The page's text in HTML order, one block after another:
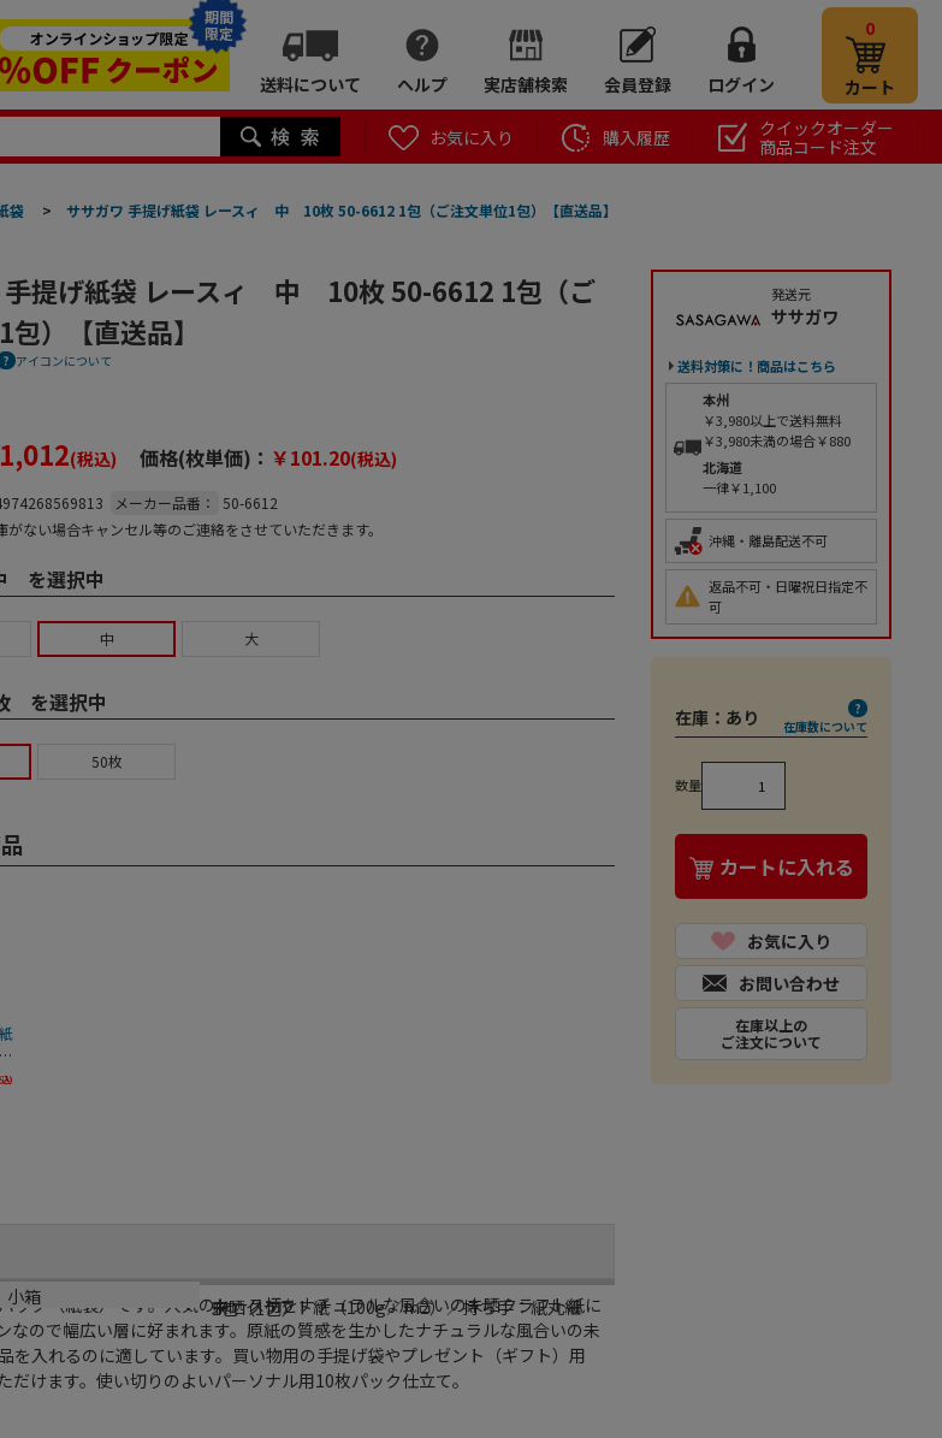
期間
限定
送料について ヘルプ 実店舗検索 会員登録 ログイン
0
カート
お気に入り 購入履歴
クイックオーダー
商品コード注文
袋 > ササガワ 手提げ紙袋 レースィ 中 10枚 50-6612 1包（ご注文単位1包）【直送品】
手提げ紙袋 レースィ 中 10枚 50-6612 1包（ご
）【直送品】
アイコンについて
(税込) 価格(枚単価)： ￥101.20(税込)
メーカー品番：
50-6612
ない場合キャンセル等のご連絡をさせていただきます。
を選択中
中 大
を選択中
50枚
)
グ（紙袋）です。人気のレース柄をナチュラルな風合いの未晒クラフト紙に
ので幅広い層に好まれます。原紙の質感を生かしたナチュラルな風合いの未
を入れるのに適しています。買い物用の手提げ袋やプレゼント（ギフト）用
けます。使い切りのよいパーソナル用10枚パック仕立て。
規格
中
材質
未晒クラフト紙（100g／m2）／持ち手：紙丸紐
小箱
1包（1包）
発送元
ササガワ
送料対策に！商品はこちら
本州
￥3,980以上で送料無料
￥3,980未満の場合￥880
北海道
一律￥1,100
沖縄・離島配送不可
返品不可・日曜祝日指定不
可
在庫： あり 在庫数について
数量
カートに入れる
お気に入り
お問い合わせ
在庫以上の
ご注文について